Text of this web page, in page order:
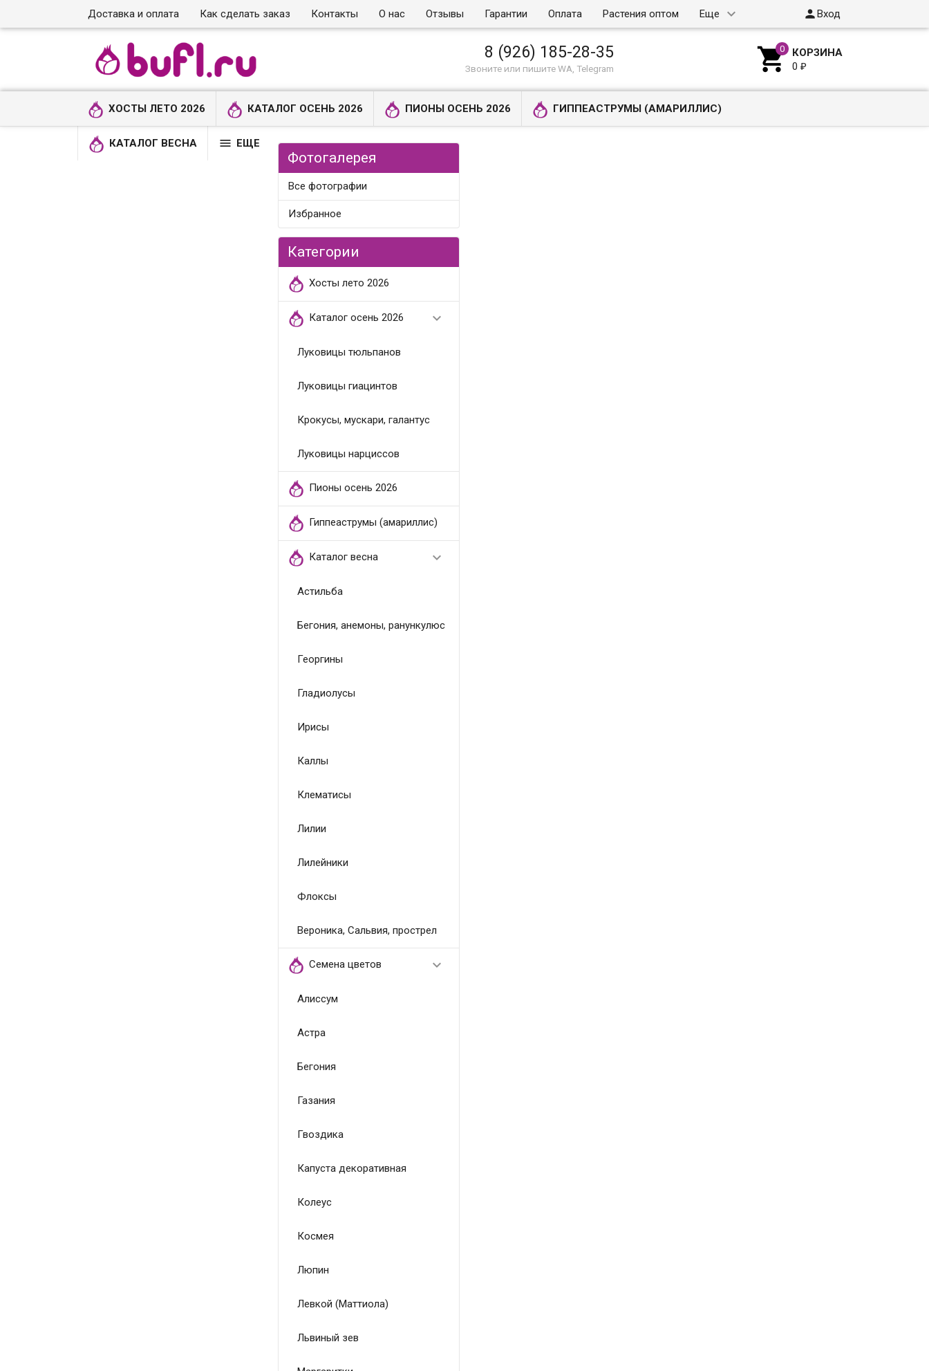
Доставка и оплата Как сделать заказ Контакты О нас Отзывы Гарантии Оплата Растения оптом Еще Вход
8 (926) 185-28-35
Звоните или пишите WA, Telegram  КОРЗИНА
0₽
ХОСТЫ ЛЕТО 2026 КАТАЛОГ ОСЕНЬ 2026 ПИОНЫ ОСЕНЬ 2026 ГИППЕАСТРУМЫ (АМАРИЛЛИС)
КАТАЛОГ ВЕСНА  ЕЩЕ
Фотогалерея
Все фотографии
Избранное
Категории
Хосты лето 2026
Каталог осень 2026 
Луковицы тюльпанов
Луковицы гиацинтов
Крокусы, мускари, галантус
Луковицы нарциссов
Пионы осень 2026
Гиппеаструмы (амариллис)
Каталог весна 
Астильба
Бегония, анемоны, ранункулюс
Георгины
Гладиолусы
Ирисы
Каллы
Клематисы
Лилии
Лилейники
Флоксы
Вероника, Сальвия, прострел
Семена цветов 
Алиссум
Астра
Бегония
Газания
Гвоздика
Капуста декоративная
Колеус
Космея
Люпин
Левкой (Маттиола)
Львиный зев